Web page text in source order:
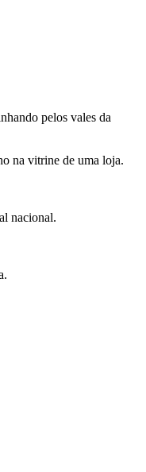
pelos vales da
na vitrine de uma loja.
nacional.